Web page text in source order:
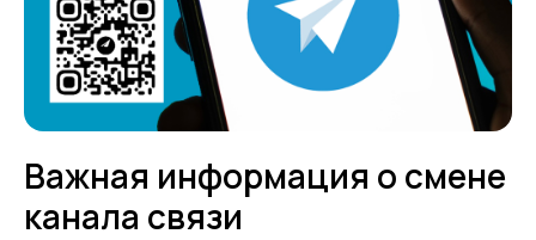
Важная информация о смене
канала связи